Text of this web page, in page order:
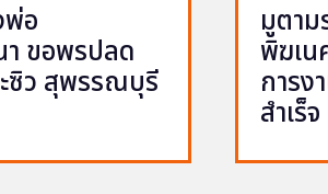
พ่อ
ขอพรปลด
ซิว สุพรรณบุรี
มูตาม
พิฆเน
การง
สำเร็จ